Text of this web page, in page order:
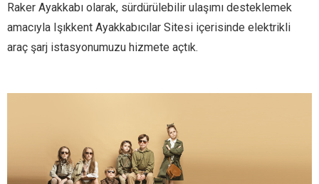
Raker Ayakkabı olarak, sürdürülebilir ulaşımı desteklemek
amacıyla Işıkkent Ayakkabıcılar Sitesi içerisinde elektrikli
araç şarj istasyonumuzu hizmete açtık.